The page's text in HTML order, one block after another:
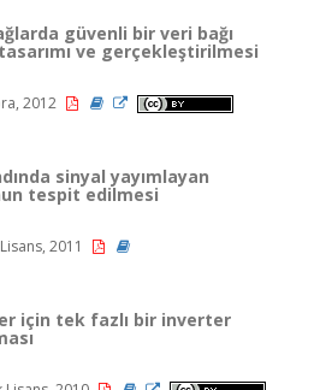
güvenli bir veri bağı
ve gerçekleştirilmesi
2012
sinyal yayımlayan
tespit edilmesi
2011
için tek fazlı bir inverter